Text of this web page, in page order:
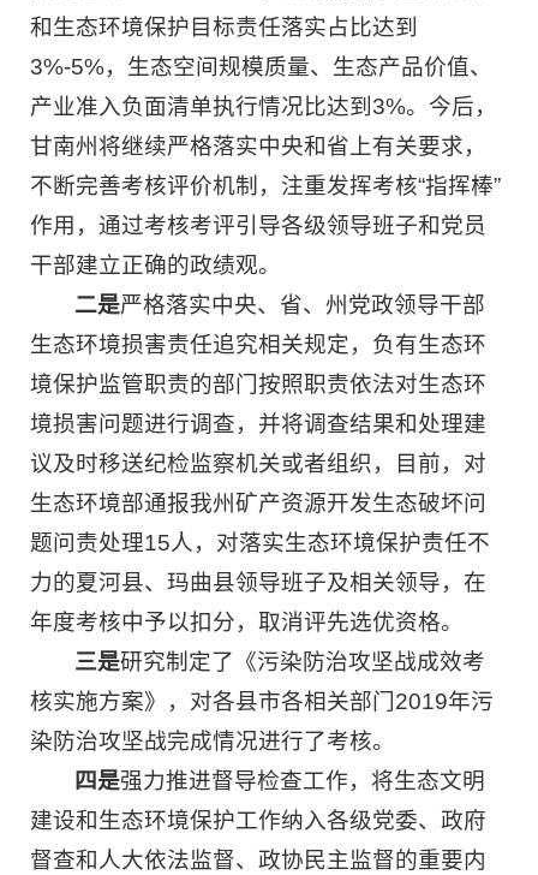
和生态环境保护目标责任落实占比达到
3%-5%，生态空间规模质量、生态产品价值、
产业准入负面清单执行情况比达到3%。今后，
甘南州将继续严格落实中央和省上有关要求，
不断完善考核评价机制，注重发挥考核“指挥棒”
作用，通过考核考评引导各级领导班子和党员
干部建立正确的政绩观。
二是严格落实中央、省、州党政领导干部
生态环境损害责任追究相关规定，负有生态环
境保护监管职责的部门按照职责依法对生态环
境损害问题进行调查，并将调查结果和处理建
议及时移送纪检监察机关或者组织，目前，对
生态环境部通报我州矿产资源开发生态破坏问
题问责处理15人，对落实生态环境保护责任不
力的夏河县、玛曲县领导班子及相关领导，在
年度考核中予以扣分，取消评先选优资格。
三是研究制定了《污染防治攻坚战成效考
核实施方案》，对各县市各相关部门2019年污
染防治攻坚战完成情况进行了考核。
四是强力推进督导检查工作，将生态文明
建设和生态环境保护工作纳入各级党委、政府
督查和人大依法监督、政协民主监督的重要内